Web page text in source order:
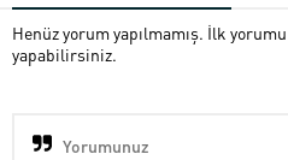
Henüz yorum yapılmamış. İlk
yapabilirsiniz.